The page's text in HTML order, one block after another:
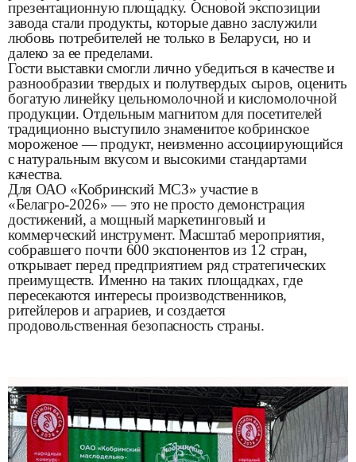
презентационную площадку. Основой экспозиции
завода стали продукты, которые давно заслужили
любовь потребителей не только в Беларуси, но и
далеко за ее пределами.
Гости выставки смогли лично убедиться в качестве и
разнообразии твердых и полутвердых сыров, оценить
богатую линейку цельномолочной и кисломолочной
продукции. Отдельным магнитом для посетителей
традиционно выступило знаменитое кобринское
мороженое — продукт, неизменно ассоциирующийся
с натуральным вкусом и высокими стандартами
качества.
Для ОАО «Кобринский МСЗ» участие в
«Белагро-2026» — это не просто демонстрация
достижений, а мощный маркетинговый и
коммерческий инструмент. Масштаб мероприятия,
собравшего почти 600 экспонентов из 12 стран,
открывает перед предприятием ряд стратегических
преимуществ. Именно на таких площадках, где
пересекаются интересы производственников,
ритейлеров и аграриев, и создается
продовольственная безопасность страны.